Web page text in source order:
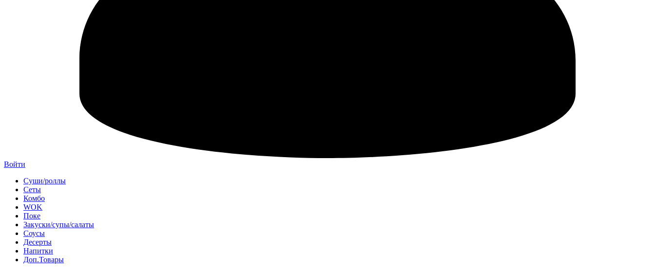
Войти
Суши/роллы
Сеты
Комбо
WOK
Поке
Закуски/супы/салаты
Соусы
Десерты
Напитки
Доп.Товары